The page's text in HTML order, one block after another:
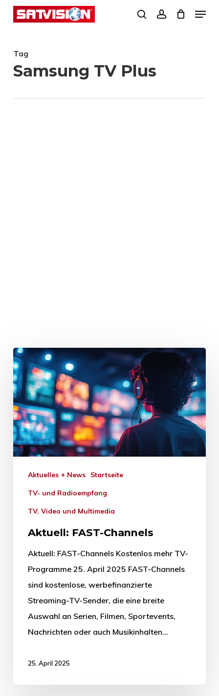
Skip
content
search
Menu
Tag
Samsung TV Plus
Aktuelles + News Startseite
TV- und Radioempfang
TV, Video und Multimedia
Aktuell: FAST-Channels
Aktuell: FAST-Channels Kostenlos mehr TV-
Programme 25. April 2025 FAST-Channels
sind kostenlose, werbefinanzierte
Streaming-TV-Sender, die eine breite
Auswahl an Serien, Filmen, Sportevents,
Nachrichten oder auch Musikinhalten…
25. April 2025